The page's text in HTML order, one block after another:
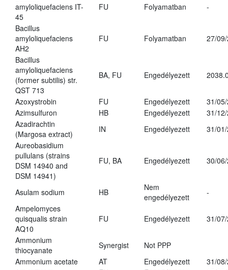
amyloliquefaciens IT-
45
FU Folyamatban -
Bacillus
amyloliquefaciens
AH2
FU Folyamatban 27/
Bacillus
amyloliquefaciens
(former subtilis) str.
QST 713
BA, FU Engedélyezett
Azoxystrobin FU Engedélyezett
31/
Azimsulfuron
HB Engedélyezett
31/
Azadirachtin
(Margosa extract)
IN Engedélyezett
31/
Aureobasidium
pullulans (strains
DSM 14940 and
DSM 14941)
FU, BA Engedélyezett 30/
Asulam sodium HB
Nem
engedélyezett
-
Ampelomyces
quisqualis strain
AQ10
FU Engedélyezett 31/
Ammonium
thiocyanate
Synergist
Not PPP
Ammonium acetate
AT Engedélyezett
31/